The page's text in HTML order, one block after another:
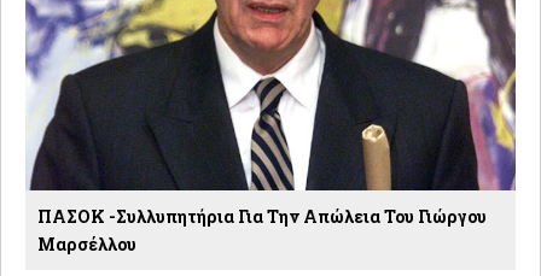
ΠΑΣΟΚ -Συλλυπητήρια Για Την Απώλεια Του Γιώργου
Μαρσέλλου